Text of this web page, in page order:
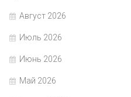
Август 2026
Июль 2026
Июнь 2026
Май 2026